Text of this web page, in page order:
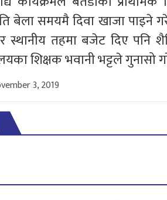
बेला समयमै दिवा खाजा
तहमा बजेट दिए पनि
शिक्षक भवानी भट्टले गुनासो
3, 2019